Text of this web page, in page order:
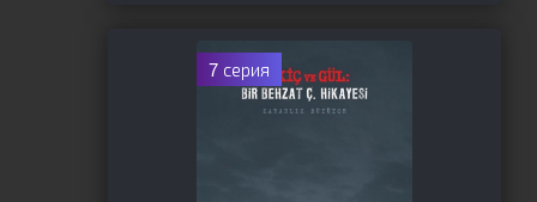
7 серия